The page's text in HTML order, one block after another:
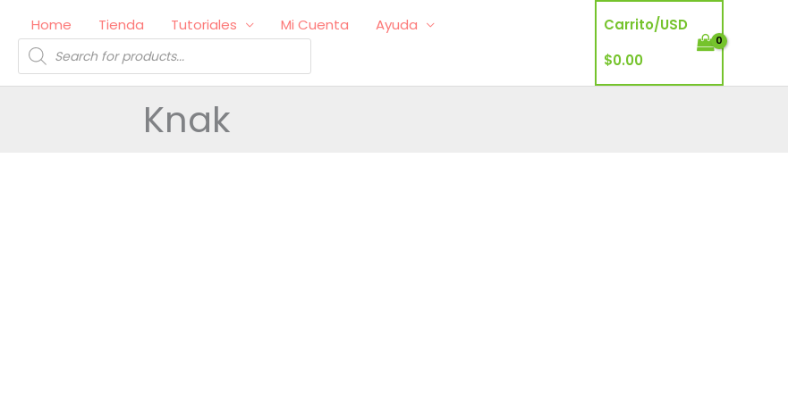
Home Tienda Tutoriales Mi Cuenta
Ayuda
Búsqueda
de
productos
Carrito/USD
$0.00
Knak